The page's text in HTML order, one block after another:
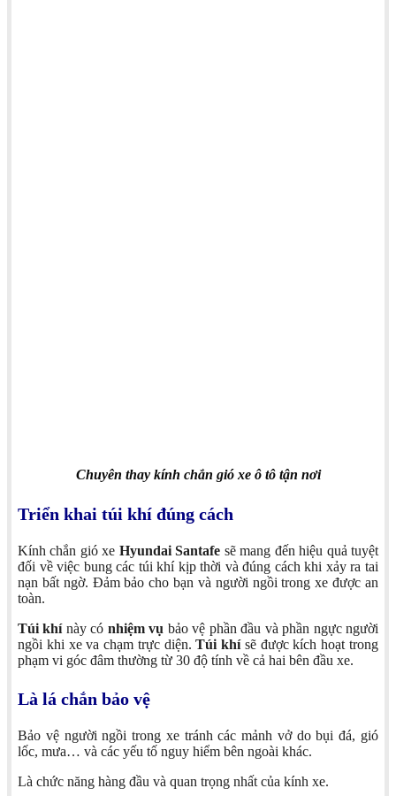
Chuyên thay kính chắn gió xe ô tô tận nơi
Triển khai túi khí đúng cách
Kính chắn gió xe Hyundai Santafe sẽ mang đến hiệu quả tuyệt
đối về việc bung các túi khí kịp thời và đúng cách khi xảy ra tai
nạn bất ngờ. Đảm bảo cho bạn và người ngồi trong xe được an
toàn.
Túi khínày có nhiệm vụ bảo vệ phần đầu và phần ngực người
ngồi khi xe va chạm trực diện.Túi khísẽ được kích hoạt trong
phạm vi góc đâm thường từ 30 độ tính về cả hai bên đầu xe.
Là lá chắn bảo vệ
Bảo vệ người ngồi trong xe tránh các mảnh vở do bụi đá, gió
lốc, mưa… và các yếu tố nguy hiểm bên ngoài khác.
Là chức năng hàng đầu và quan trọng nhất của kính xe.